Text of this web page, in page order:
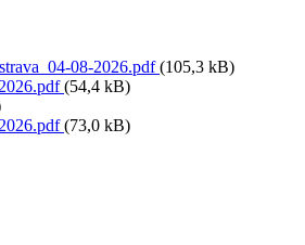
08-2026.pdf(105,3 kB)
(54,4 kB)
(73,0 kB)